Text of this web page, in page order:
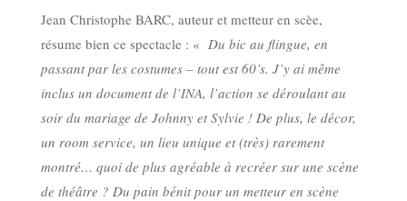
Jean Christophe BARC, auteur et metteur en scèe,
résume bien ce spectacle : « Du bic au flingue, en
passant par les costumes – tout est 60’s. J’y ai même
inclus un document de l’INA, l’action se déroulant au
soir du mariage de Johnny et Sylvie ! De plus, le décor,
un room service, un lieu unique et (très) rarement
montré… quoi de plus agréable à recréer sur une scène
de théâtre ? Du pain bénit pour un metteur en scène